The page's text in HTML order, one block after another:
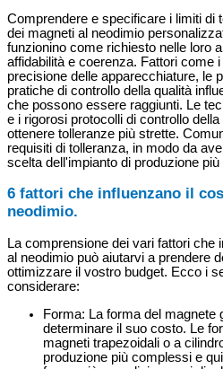
Comprendere e specificare i limiti di
dei magneti al neodimio
funzionino come richiesto nelle loro
affidabilità e coerenza. Fattori come
precisione delle apparecchiature, le
pratiche di controllo della qualità
che possono essere raggiunti. Le
e i rigorosi protocolli di controllo
ottenere tolleranze più strette.
requisiti di tolleranza, in modo da
scelta dell'impianto di produzione
6 fattori che influenzano il
neodimio.
La comprensione dei vari fattori che
al neodimio può aiutarvi a prendere
ottimizzare il vostro budget. Ecco i
considerare:
Forma: La forma del magnete
determinare il suo costo. Le
magneti trapezoidali o a
produzione più complessi e